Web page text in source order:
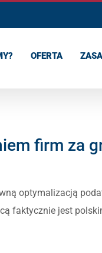
OFERTA
firm za
optymalizacją
faktycznie jest